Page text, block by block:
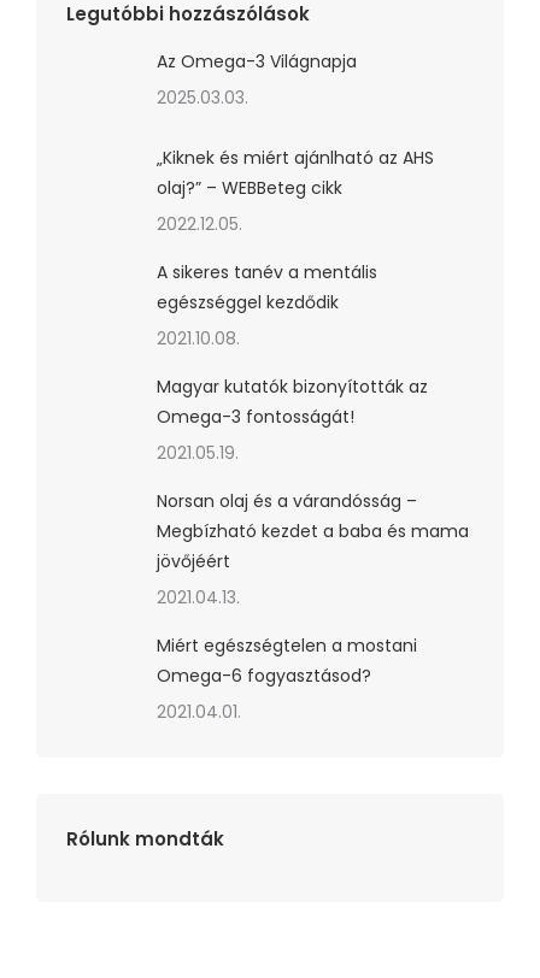
Legutóbbi hozzászólások
Az Omega-3 Világnapja
2025.03.03.
„Kiknek és miért ajánlható az AHS
olaj?” – WEBBeteg cikk
2022.12.05.
A sikeres tanév a mentális
egészséggel kezdődik
2021.10.08.
Magyar kutatók bizonyították az
Omega-3 fontosságát!
2021.05.19.
Norsan olaj és a várandósság –
Megbízható kezdet a baba és mama
jövőjéért
2021.04.13.
Miért egészségtelen a mostani
Omega-6 fogyasztásod?
2021.04.01.
Rólunk mondták